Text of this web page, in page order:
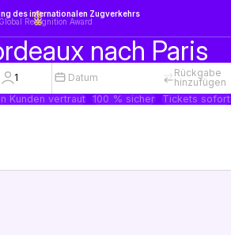
des internationalen Zugverkehrs
Recognition Award
nach Paris
1 Datum
Rückgabe
hinzufügen
Kunden vertraut 100 % sicher Tickets sofort